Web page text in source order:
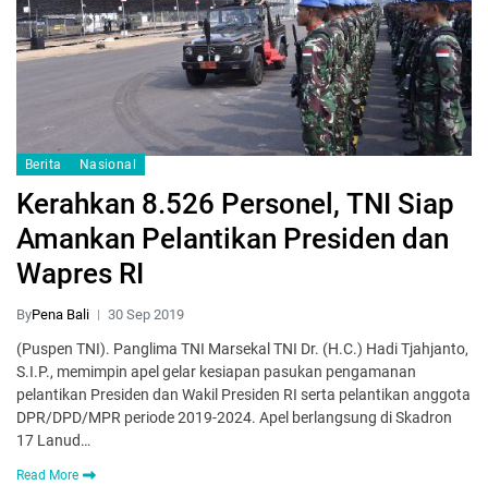
Berita Nasional
Kerahkan 8.526 Personel, TNI Siap
Amankan Pelantikan Presiden dan
Wapres RI
ByPena Bali 30 Sep 2019
(Puspen TNI). Panglima TNI Marsekal TNI Dr. (H.C.) Hadi Tjahjanto,
S.I.P., memimpin apel gelar kesiapan pasukan pengamanan
pelantikan Presiden dan Wakil Presiden RI serta pelantikan anggota
DPR/DPD/MPR periode 2019-2024. Apel berlangsung di Skadron
17 Lanud…
Read More